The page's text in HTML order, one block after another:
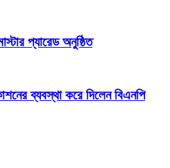
প্যারেড অনুষ্ঠিত
ব্যবস্থা করে দিলেন বিএনপি